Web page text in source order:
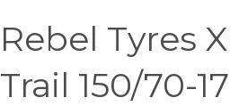
Rebel Tyres
Trail 150/70-